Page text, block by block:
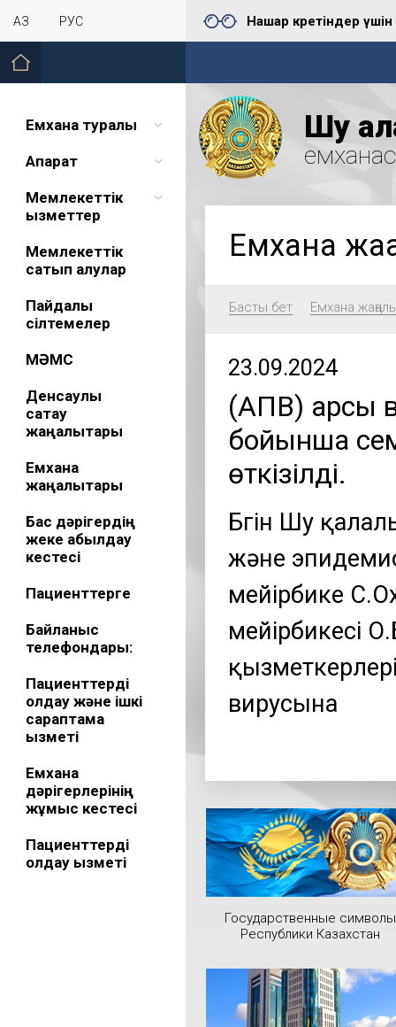
ҚАЗ РУС Нашар көретіндер үшін
Емхана туралы
Ақпарат
Мемлекеттік
қызметтер
Мемлекеттік
сатып алулар
Пайдалы
сілтемелер
МӘМС
Денсаулық
сақтау
жаңалықтары
Емхана
жаңалықтары
Бас дәрігердің
жеке қабылдау
кестесі
Пациенттерге
Байланыс
телефондары:
Пациенттерді
қолдау және ішкі
сараптама
қызметі
Емхана
дәрігерлерінің
жұмыс кестесі
Пациенттерді
қолдау қызметі
Шу
Емхана
Басты бет Емхана
23.09.2024
(АПВ) қарсы
бойынша
өткізілді.
Бүгін Шу
және
мейірбике
мейірбикесі
вирусына
Государственные символы
Республики Казахстан